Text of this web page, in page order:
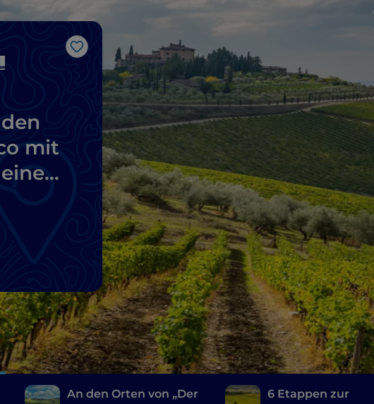
Like
mit
An den Orten von „Der 6 Etappen zur